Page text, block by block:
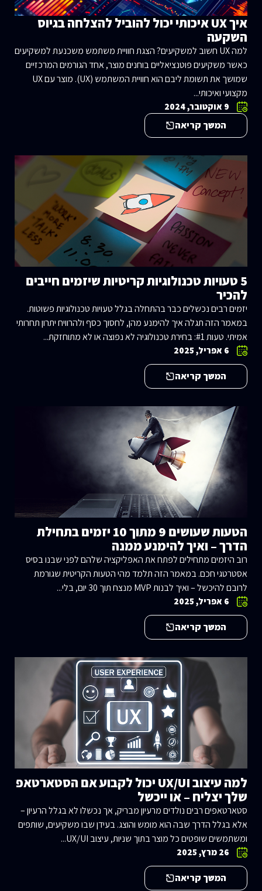
איך UX איכותי יכול להוביל להצלחה בגיוס
השקעה
למה UX חשוב למשקיעים? הצגת חוויית משתמש משכנעת למשקיעים
כאשר משקיעים פוטנציאליים בוחנים מוצר, אחד הגורמים המרכזיים
שמושך את תשומת ליבם הוא חוויית המשתמש (UX). מוצר עם UX
מקצועי ואיכותי...
9 אוקטובר, 2024
המשך קריאה
5 טעויות טכנולוגיות קריטיות שיזמים חייבים
להכיר
יזמים רבים נכשלים כבר בהתחלה בגלל טעויות טכנולוגיות פשוטות.
במאמר הזה תגלה איך להימנע מהן, לחסוך כסף ולהרוויח יתרון תחרותי
אמיתי. טעות #1: בחירת טכנולוגיה לא נפוצה או לא מתוחזקת...
6 אפריל, 2025
המשך קריאה
הטעות שעושים 9 מתוך 10 יזמים בתחילת
הדרך – ואיך להימנע ממנה
רוב היזמים מתחילים לפתח את האפליקציה שלהם לפני שבנו בסיס
אסטרטגי חכם. במאמר הזה תלמד מהי הטעות הקריטית שגורמת
לרובם להיכשל – ואיך לבנות MVP מנצח תוך 30 יום, בלי...
6 אפריל, 2025
המשך קריאה
למה עיצוב UX/UI יכול לקבוע אם הסטארטאפ
שלך יצליח – או ייכשל
סטארטאפים רבים נולדים מרעיון מבריק, אך נכשלו לא בגלל הרעיון –
אלא בגלל הדרך שבה הוא מומש והוצג. בעידן שבו משקיעים, שותפים
ומשתמשים שופטים כל מוצר בתוך שניות, עיצוב UX/UI...
26 מרץ, 2025
המשך קריאה